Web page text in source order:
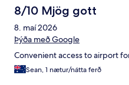
8/10 Mjög gott
8. maí 2026
Þýða með Google
Convenient access to airport
Sean, 1 nætur/nátta ferð